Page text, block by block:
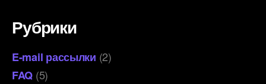
Рубрики
E-mail рассылки (2)
FAQ (5)